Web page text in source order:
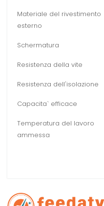
Materiale del rivestimento
esterno
Schermatura
Resistenza della vite
Resistenza dell'isolazione
Capacita` efficace
Temperatura del lavoro
ammessa